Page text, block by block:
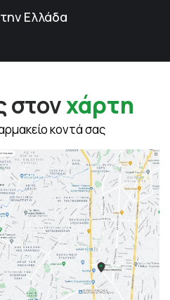
Ελλάδα
στονχάρτη
κοντά σας